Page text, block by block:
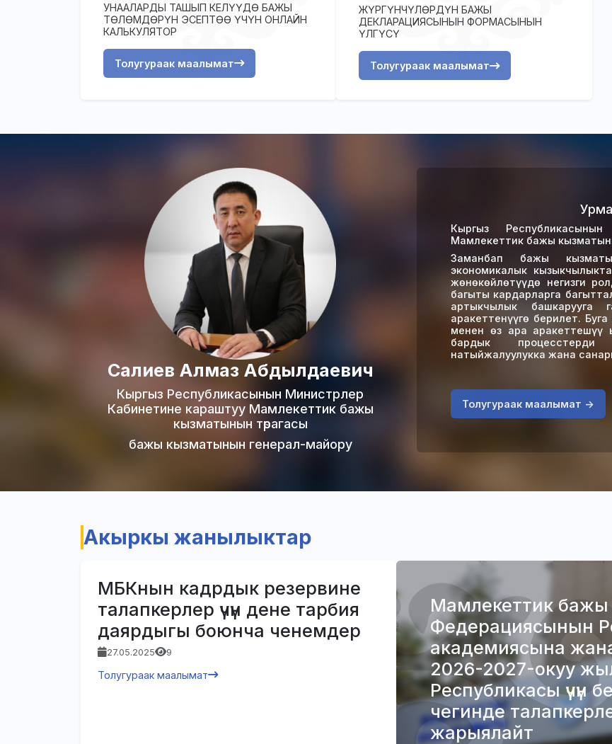
УНААЛАРДЫ ТАШЫП КЕЛҮҮДӨ БАЖЫ
ТӨЛӨМДӨРҮН ЭСЕПТӨӨ ҮЧҮН ОНЛАЙН
КАЛЬКУЛЯТОР
Толугураак маалымат
ЖҮРГҮНЧҮЛӨРДҮН БАЖЫ
ДЕКЛАРАЦИЯСЫНЫН ФОРМАСЫНЫН
ҮЛГҮСҮ
Толугураак маалымат
Салиев Алмаз Абдылдаевич
Кыргыз Республикасынын Министрлер
Кабинетине караштуу Мамлекеттик бажы
кызматынын төрагасы
бажы кызматынын генерал-майору
Кыргыз
Мамлекеттик бажы
Заманбап бажы
экономикалык
жөнөкөйлөтүүдө негизги
багыты кардарларга
артыкчылык
аракеттенүүгө берилет.
менен өз ара аракеттешүү
бардык процесстерди
натыйжалуулукка жана
Толугураак маалымат ->
Акыркы жанылыктар
МБКнын кадрдык резервине
талапкерлер үчүн дене тарбия
даярдыгы боюнча ченемдер
27.05.2025 9
Толугураак маалымат
Мамлекеттик
Федерациясынын
академиясына
2026-2027-окуу
Республикасы үчүн
чегинде
жарыялайт